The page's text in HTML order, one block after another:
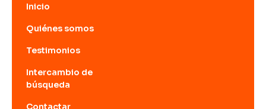
Inicio
Quiénes somos
Testimonios
Intercambio de
búsqueda
Contactar